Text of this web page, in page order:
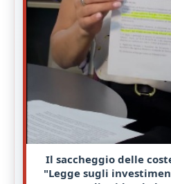
Il saccheggio delle
"Legge sugli